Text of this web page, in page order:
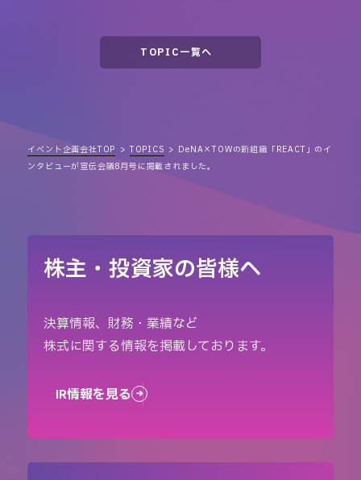
TOPIC一覧へ
イベント企画会社TOP TOPICS
DeNA×TOWの新組織「REACT」のイ
ンタビューが宣伝会議8月号に掲載されました。
株主・投資家の皆様へ
決算情報、財務・業績など
株式に関する情報を掲載しております。
IR情報を見る